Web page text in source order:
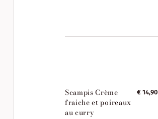
Scampis Crème
fraiche et poireaux
au curry
€ 14,90